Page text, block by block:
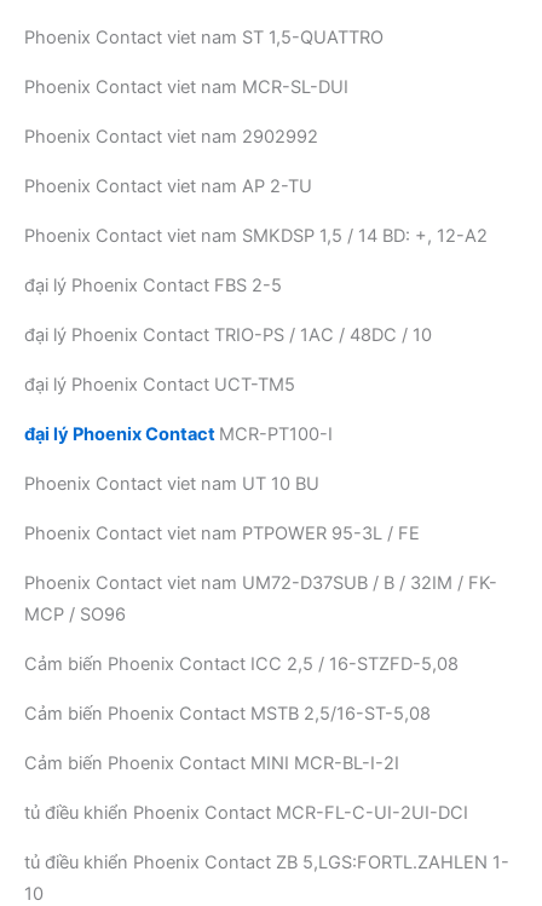
Phoenix Contact viet nam ST 1,5-QUATTRO
Phoenix Contact viet nam MCR-SL-DUI
Phoenix Contact viet nam 2902992
Phoenix Contact viet nam AP 2-TU
Phoenix Contact viet nam SMKDSP 1,5 / 14 BD: +, 12-A2
đại lý Phoenix Contact FBS 2-5
đại lý Phoenix Contact TRIO-PS / 1AC / 48DC / 10
đại lý Phoenix Contact UCT-TM5
đại lý Phoenix Contact MCR-PT100-I
Phoenix Contact viet nam UT 10 BU
Phoenix Contact viet nam PTPOWER 95-3L / FE
Phoenix Contact viet nam UM72-D37SUB / B / 32IM / FK-
MCP / SO96
Cảm biến Phoenix Contact ICC 2,5 / 16-STZFD-5,08
Cảm biến Phoenix Contact MSTB 2,5/16-ST-5,08
Cảm biến Phoenix Contact MINI MCR-BL-I-2I
tủ điều khiển Phoenix Contact MCR-FL-C-UI-2UI-DCI
tủ điều khiển Phoenix Contact ZB 5,LGS:FORTL.ZAHLEN 1-
10